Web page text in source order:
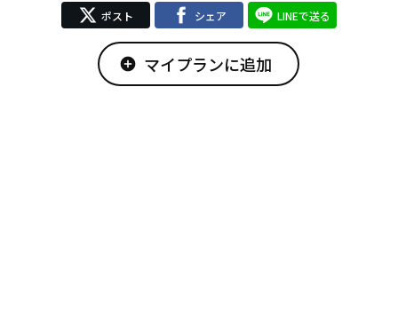
ポスト シェア LINEで送る
add_circle マイプランに追加